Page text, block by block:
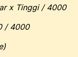
x Tinggi / 4000
/ 4000